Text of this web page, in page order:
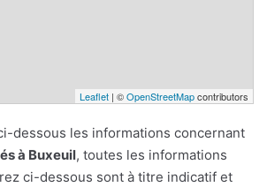
Leaflet | ©OpenStreetMapcontributors
dessous les informations concernant
à Buxeuil, toutes les informations
ci-dessous sont à titre indicatif et